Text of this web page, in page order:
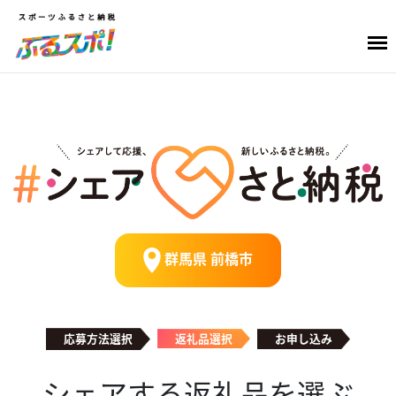
群馬県 前橋市
応募方法選択 返礼品選択 お申し込み